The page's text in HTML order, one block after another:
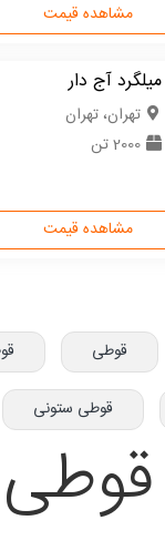
مشاهده قیمت
میلگرد آج دار
تهران، تهران
2000 تن
مشاهده قیمت
قوطی
قوطی ستونی